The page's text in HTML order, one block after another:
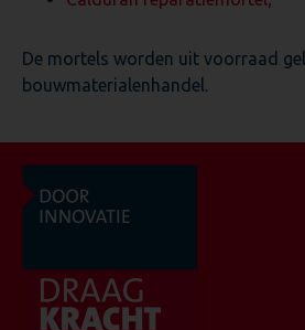
De mortels worden uit voorraad
bouwmaterialenhandel.